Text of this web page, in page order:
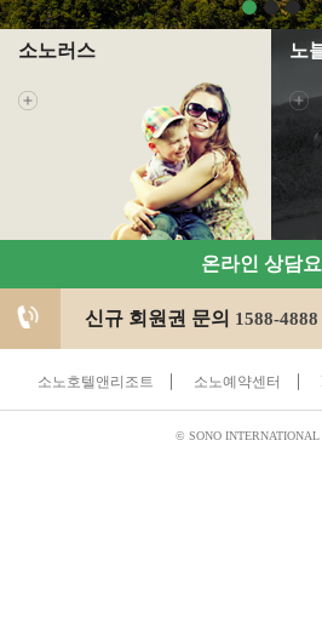
소노러스 노
온라인 상담
신규 회원권 문의 1588-4888
소노호텔앤리조트 소노예약센터
© SONO